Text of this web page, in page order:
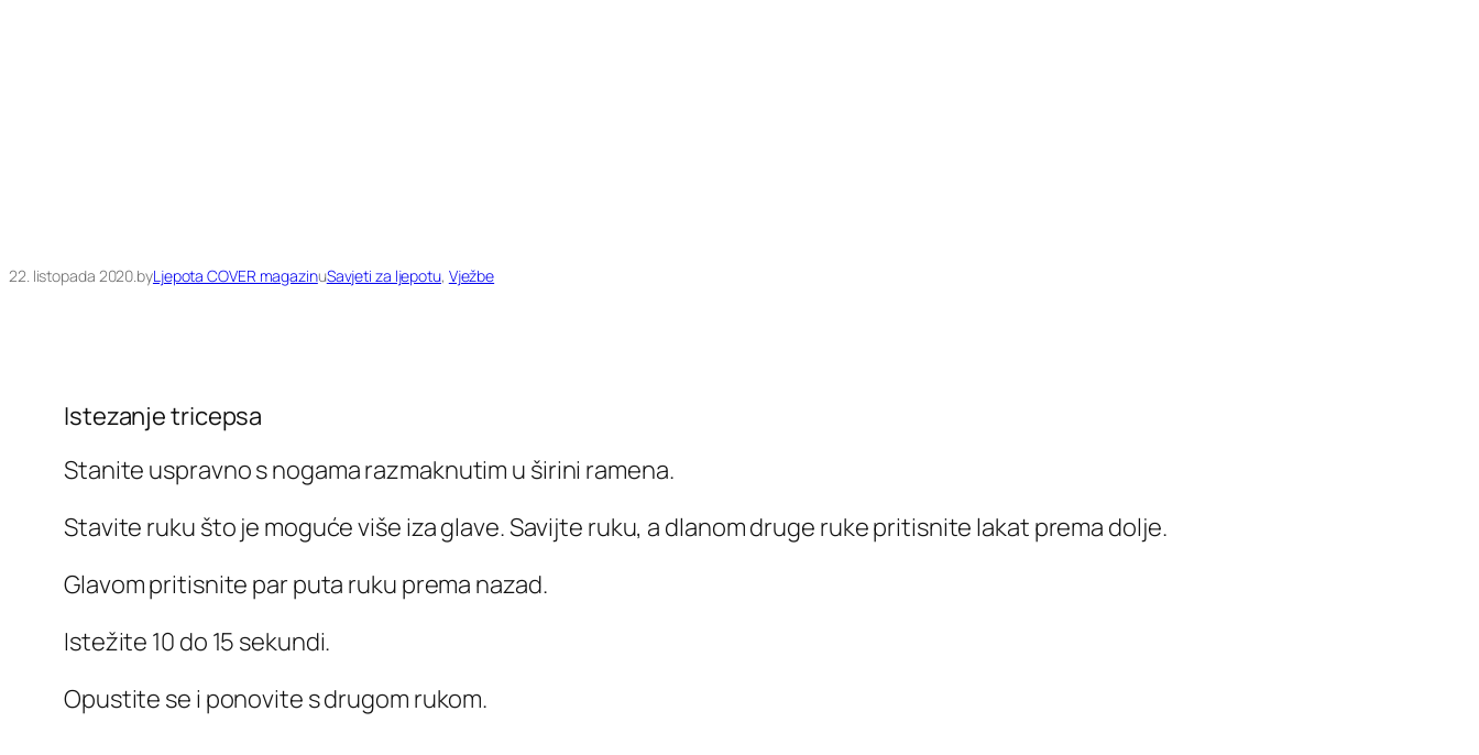
22. listopada 2020.byLjepota COVER magazinuSavjeti za ljepotu, Vježbe
Istezanje tricepsa
Stanite uspravno s nogama razmaknutim u širini ramena.
Stavite ruku što je moguće više iza glave. Savijte ruku, a dlanom druge ruke pritisnite lakat prema dolje.
Glavom pritisnite par puta ruku prema nazad.
Istežite 10 do 15 sekundi.
Opustite se i ponovite s drugom rukom.